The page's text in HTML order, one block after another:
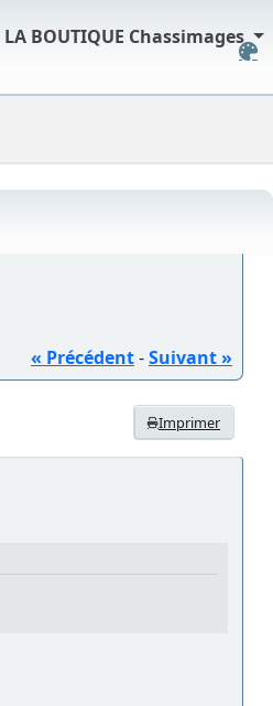
LA BOUTIQUE Chassimages
« Précédent-Suivant »
Imprimer